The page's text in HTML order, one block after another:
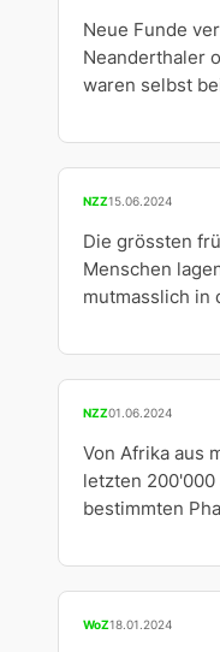
Neue Funde
Neanderthaler
waren selbst
NZZ15.06.2024
Die grössten
Menschen
mutmasslich in
NZZ01.06.2024
Von Afrika aus
letzten
bestimmten
WoZ18.01.2024